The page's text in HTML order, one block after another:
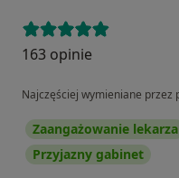
163 opinie
Najczęściej wymieniane przez
Zaangażowanie lekarza
Przyjazny gabinet